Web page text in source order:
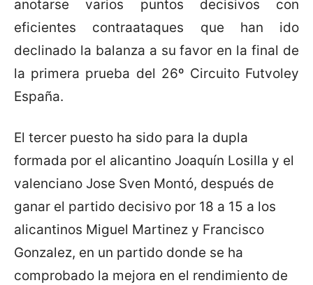
anotarse varios puntos decisivos con
eficientes contraataques que han ido
declinado la balanza a su favor en la final de
la primera prueba del 26º Circuito Futvoley
España.
El tercer puesto ha sido para la dupla
formada por el alicantino Joaquín Losilla y el
valenciano Jose Sven Montó, después de
ganar el partido decisivo por 18 a 15 a los
alicantinos Miguel Martinez y Francisco
Gonzalez, en un partido donde se ha
comprobado la mejora en el rendimiento de